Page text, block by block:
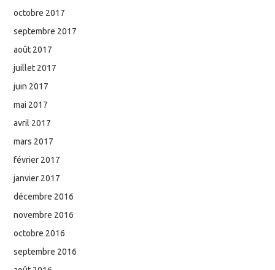
octobre 2017
septembre 2017
août 2017
juillet 2017
juin 2017
mai 2017
avril 2017
mars 2017
février 2017
janvier 2017
décembre 2016
novembre 2016
octobre 2016
septembre 2016